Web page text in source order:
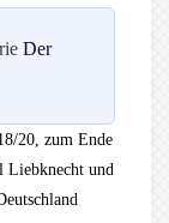
Der
20, zum Ende
Liebknecht und